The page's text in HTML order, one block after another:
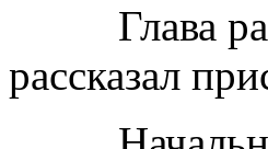
Глава
рассказал